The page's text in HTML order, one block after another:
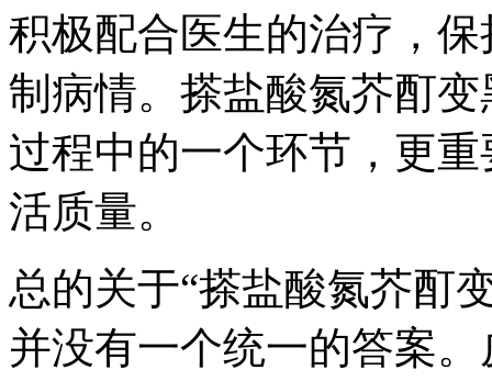
积极配合医生的治疗，
制病情。搽盐酸氮芥酊
过程中的一个环节，更
活质量。
总的关于“搽盐酸氮芥酊
并没有一个统一的答案